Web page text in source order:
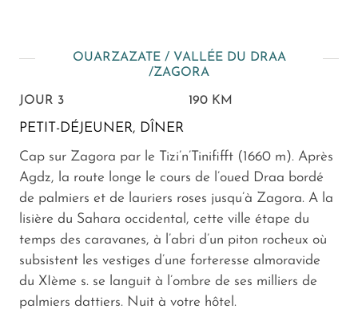
OUARZAZATE / VALLÉE DU DRAA
/ZAGORA
JOUR 3 190 KM
PETIT-DÉJEUNER, DÎNER
Cap sur Zagora par le Tizi’n’Tinififft (1660 m). Après
Agdz, la route longe le cours de l’oued Draa bordé
de palmiers et de lauriers roses jusqu’à Zagora. A la
lisière du Sahara occidental, cette ville étape du
temps des caravanes, à l’abri d’un piton rocheux où
subsistent les vestiges d’une forteresse almoravide
du XIème s. se languit à l’ombre de ses milliers de
palmiers dattiers. Nuit à votre hôtel.